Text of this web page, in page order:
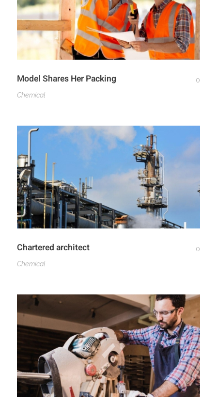
Model Shares Her Packing
0
Chemical
Chartered architect
0
Chemical